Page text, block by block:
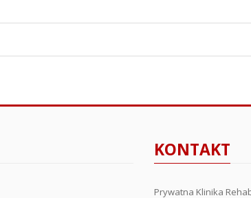
KONTAKT
Prywatna Klinika